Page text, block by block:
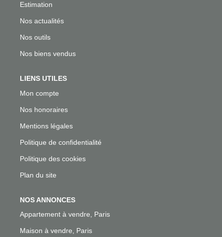
Estimation
Nos actualités
Nos outils
Nos biens vendus
LIENS UTILES
Mon compte
Nos honoraires
Mentions légales
Politique de confidentialité
Politique des cookies
Plan du site
NOS ANNONCES
Appartement à vendre, Paris
Maison à vendre, Paris